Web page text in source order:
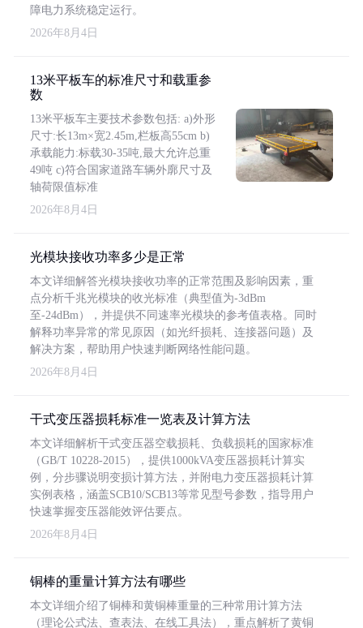
障电力系统稳定运行。
2026年8月4日
13米平板车的标准尺寸和载重参
数
13米平板车主要技术参数包括: a)外形
尺寸:长13m×宽2.45m,栏板高55cm b)
承载能力:标载30-35吨,最大允许总重
49吨 c)符合国家道路车辆外廓尺寸及
轴荷限值标准
2026年8月4日
光模块接收功率多少是正常
本文详细解答光模块接收功率的正常范围及影响因素，重
点分析千兆光模块的收光标准（典型值为-3dBm
至-24dBm），并提供不同速率光模块的参考值表格。同时
解释功率异常的常见原因（如光纤损耗、连接器问题）及
解决方案，帮助用户快速判断网络性能问题。
2026年8月4日
干式变压器损耗标准一览表及计算方法
本文详细解析干式变压器空载损耗、负载损耗的国家标准
（GB/T 10228-2015），提供1000kVA变压器损耗计算实
例，分步骤说明变损计算方法，并附电力变压器损耗计算
实例表格，涵盖SCB10/SCB13等常见型号参数，指导用户
快速掌握变压器能效评估要点。
2026年8月4日
铜棒的重量计算方法有哪些
本文详细介绍了铜棒和黄铜棒重量的三种常用计算方法
（理论公式法、查表法、在线工具法），重点解析了黄铜